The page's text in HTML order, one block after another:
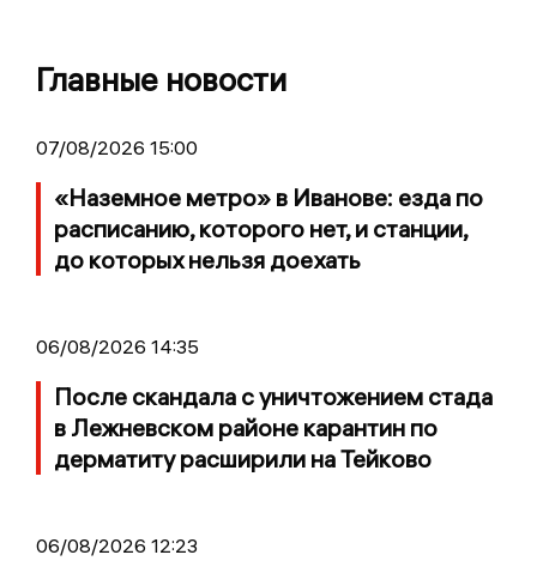
Главные новости
07/08/2026 15:00
«Наземное метро» в Иванове: езда по
расписанию, которого нет, и станции,
до которых нельзя доехать
06/08/2026 14:35
После скандала с уничтожением стада
в Лежневском районе карантин по
дерматиту расширили на Тейково
06/08/2026 12:23